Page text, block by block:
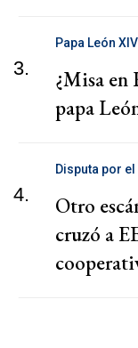
3.
Papa León XIV
¿Misa en
papa
4.
Disputa por
Otro
cruzó a